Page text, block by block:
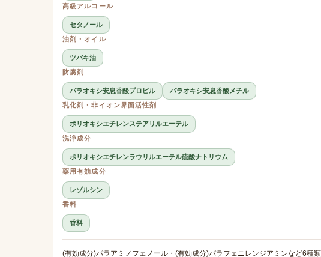
高級アルコール
セタノール
油剤・オイル
ツバキ油
防腐剤
パラオキシ安息香酸プロピル
パラオキシ安息香酸メチル
乳化剤・非イオン界面活性剤
ポリオキシエチレンステアリルエーテル
洗浄成分
ポリオキシエチレンラウリルエーテル硫酸ナトリウム
薬用有効成分
レゾルシン
香料
香料
(有効成分)パラアミノフェノール・(有効成分)パラフェニレンジアミンなど6種